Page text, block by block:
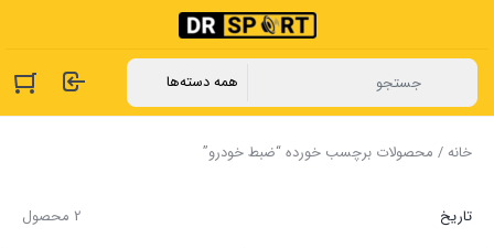
خانه/ محصولات برچسب خورده “ضبط خودرو”
2 محصول تاریخ